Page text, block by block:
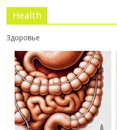
Health
Здоровье